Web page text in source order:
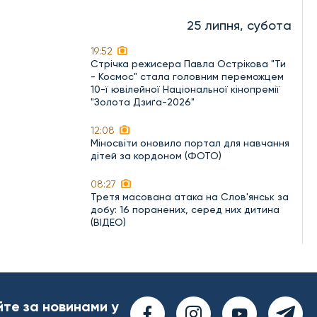
25 липня, субота
19:52
Стрічка режисера Павла Острікова "Ти
- Космос" стала головним переможцем
10-ї ювілейної Національної кінопремії
"Золота Дзиґа-2026"
12:08
Міносвіти оновило портал для навчання
дітей за кордоном (ФОТО)
08:27
Третя масована атака на Слов'янськ за
добу: 16 поранених, серед них дитина
(ВІДЕО)
за новинами у